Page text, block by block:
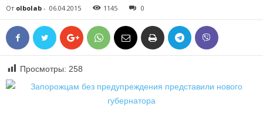
От olbolab - 06.04.2015 1145 0
Просмотры: 258